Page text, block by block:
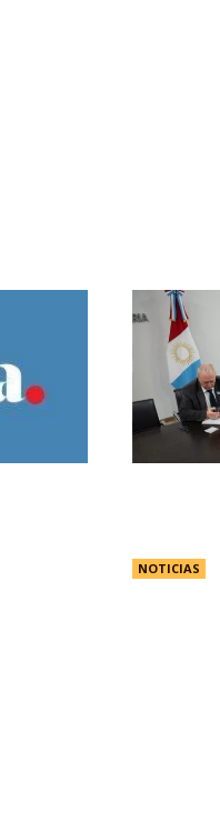
NOTICIAS